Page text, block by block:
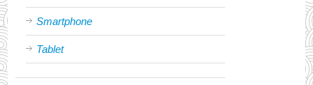
Smartphone
Tablet